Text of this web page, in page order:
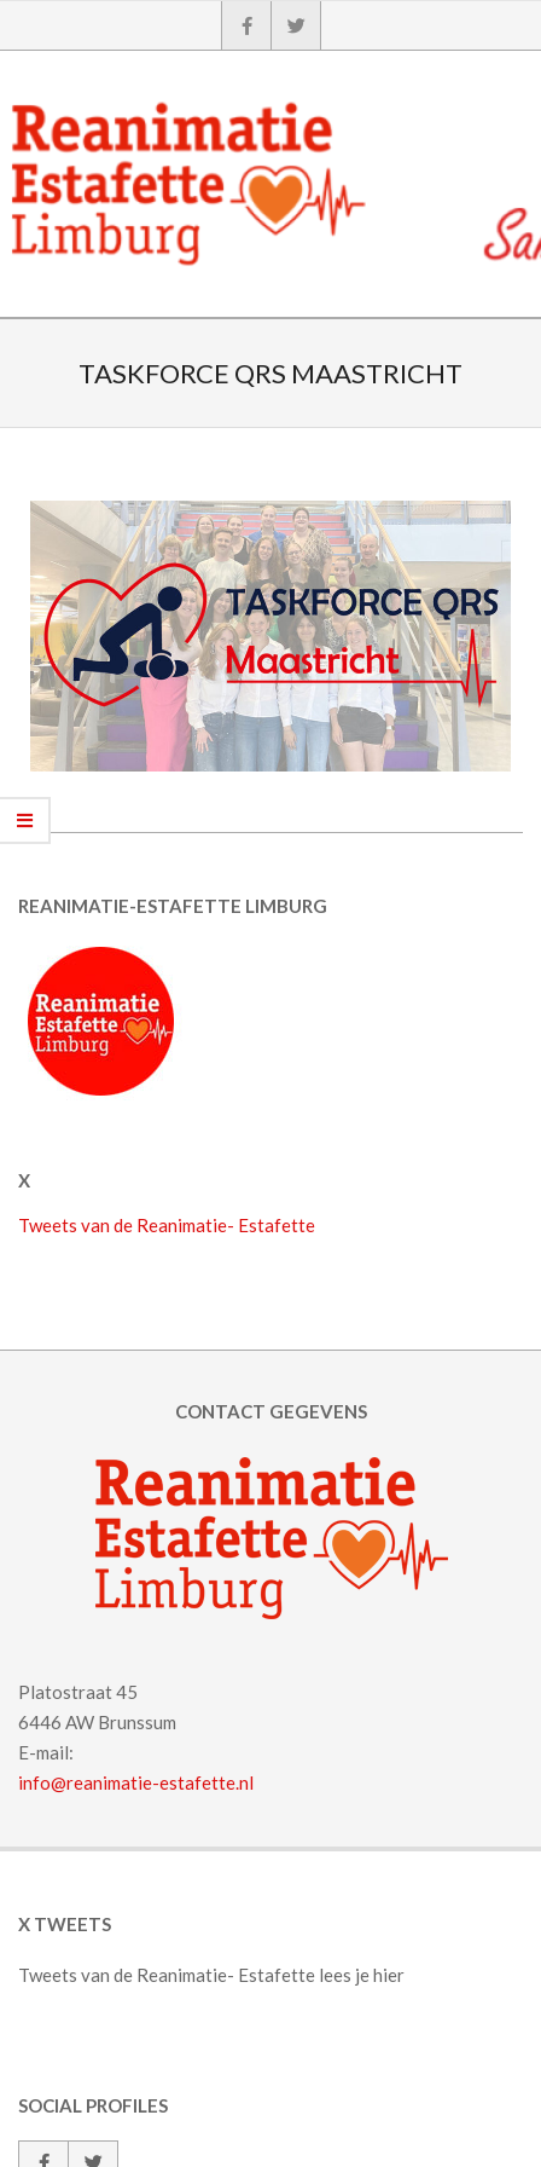
TASKFORCE QRS MAASTRICHT
REANIMATIE-ESTAFETTE LIMBURG
X
Tweets van de Reanimatie- Estafette
CONTACT GEGEVENS
Platostraat 45
6446 AW Brunssum
E-mail:
info@reanimatie-estafette.nl
X TWEETS
Tweets van de Reanimatie- Estafette lees je hier
SOCIAL PROFILES